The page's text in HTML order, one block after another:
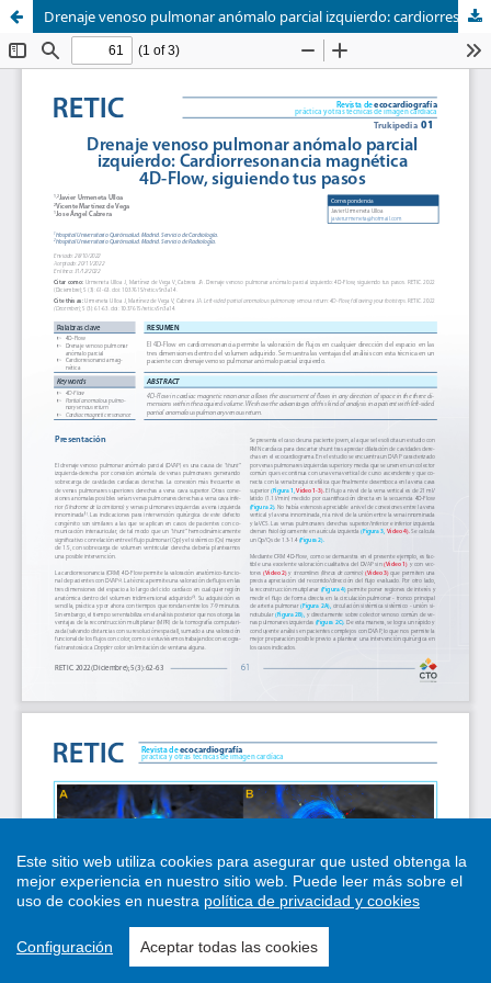
Drenaje venoso pulmonar anómalo parcial izquierdo: cardiorresonancia magnética 4D-Flow, siguiendo tus pasos
Este sitio web utiliza cookies para asegurar que usted obtenga la
mejor experiencia en nuestro sitio web. Puede leer más sobre el
uso de cookies en nuestra política de privacidad y cookies
Configuración Aceptar todas las cookies